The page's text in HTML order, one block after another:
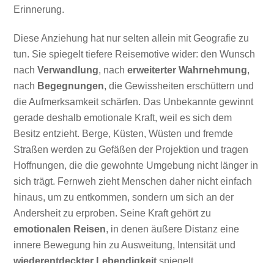
Erinnerung.
Diese Anziehung hat nur selten allein mit Geografie zu
tun. Sie spiegelt tiefere Reisemotive wider: den Wunsch
nachVerwandlung, nacherweiterter Wahrnehmung,
nach Begegnungen, die Gewissheiten erschüttern und
die Aufmerksamkeit schärfen. Das Unbekannte gewinnt
gerade deshalb emotionale Kraft, weil es sich dem
Besitz entzieht. Berge, Küsten, Wüsten und fremde
Straßen werden zu Gefäßen der Projektion und tragen
Hoffnungen, die die gewohnte Umgebung nicht länger in
sich trägt. Fernweh zieht Menschen daher nicht einfach
hinaus, um zu entkommen, sondern um sich an der
Andersheit zu erproben. Seine Kraft gehört zu
emotionalen Reisen, in denen äußere Distanz eine
innere Bewegung hin zu Ausweitung, Intensität und